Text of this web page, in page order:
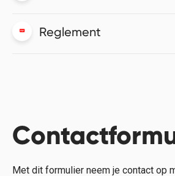
Reglement
Met dit formulier neem je contact op